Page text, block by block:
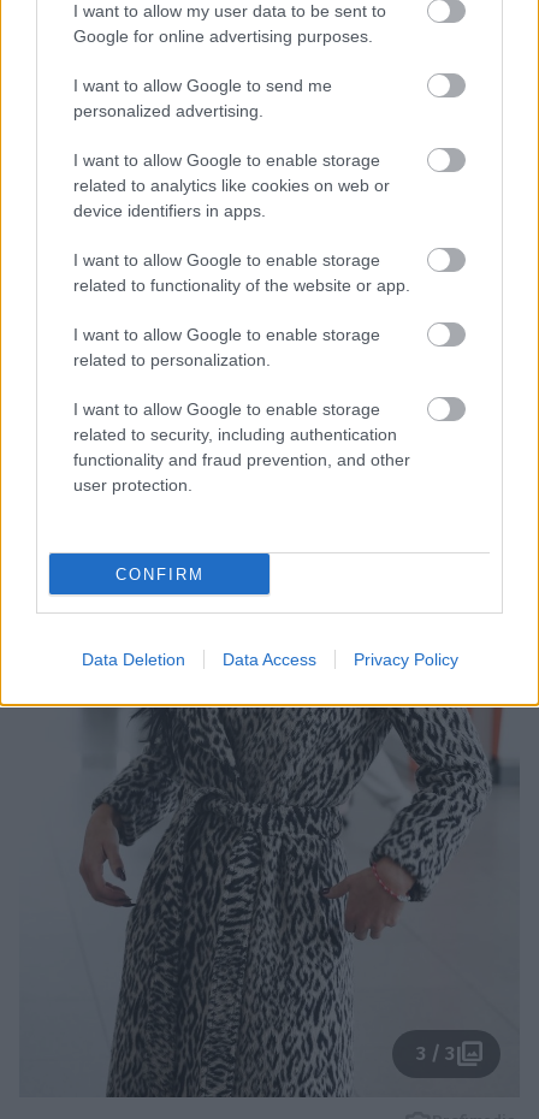
I want to allow my user data to be sent to
Google for online advertising purposes.
I want to allow Google to send me
personalized advertising.
I want to allow Google to enable storage
related to analytics like cookies on web or
device identifiers in apps.
I want to allow Google to enable storage
related to functionality of the website or app.
I want to allow Google to enable storage
related to personalization.
I want to allow Google to enable storage
related to security, including authentication
functionality and fraud prevention, and other
user protection.
CONFIRM
Data Deletion Data Access Privacy Policy
svojega videza. Pri 52 letih je namreč videti
fantastično, kar so izpostavili številni oboževalci
Evrovizije.
Leta 2000 se je poročila z arhitektom in nekdanjim
modelom
Maciejem Myszkowskim
naznanil ločitev, vendar je pozneje obnovil svojo
3 / 3